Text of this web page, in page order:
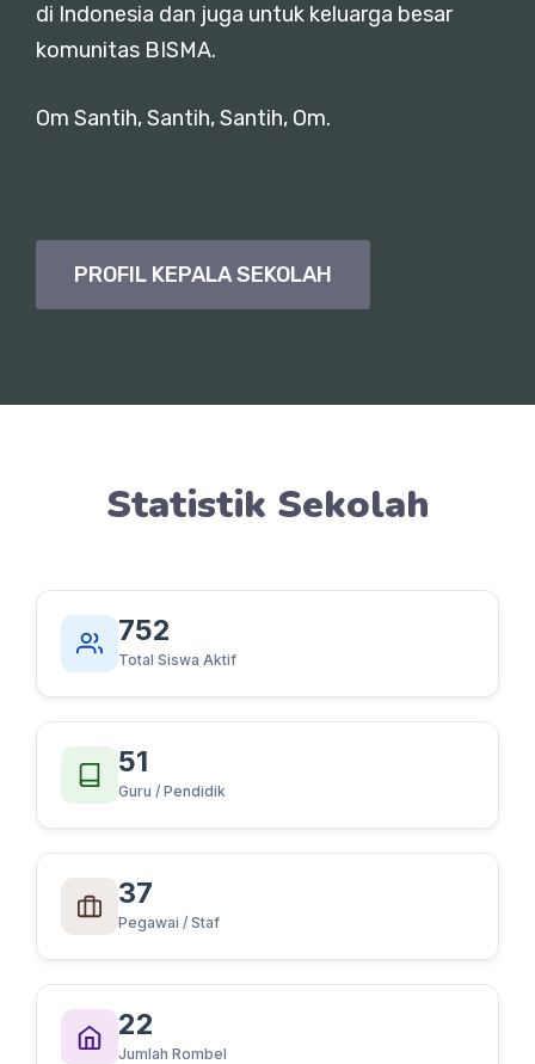
di Indonesia dan juga untuk keluarga besar
komunitas BISMA.
Om Santih, Santih, Santih, Om.
PROFIL KEPALA SEKOLAH
Statistik Sekolah
752
Total Siswa Aktif
51
Guru / Pendidik
37
Pegawai / Staf
22
Jumlah Rombel